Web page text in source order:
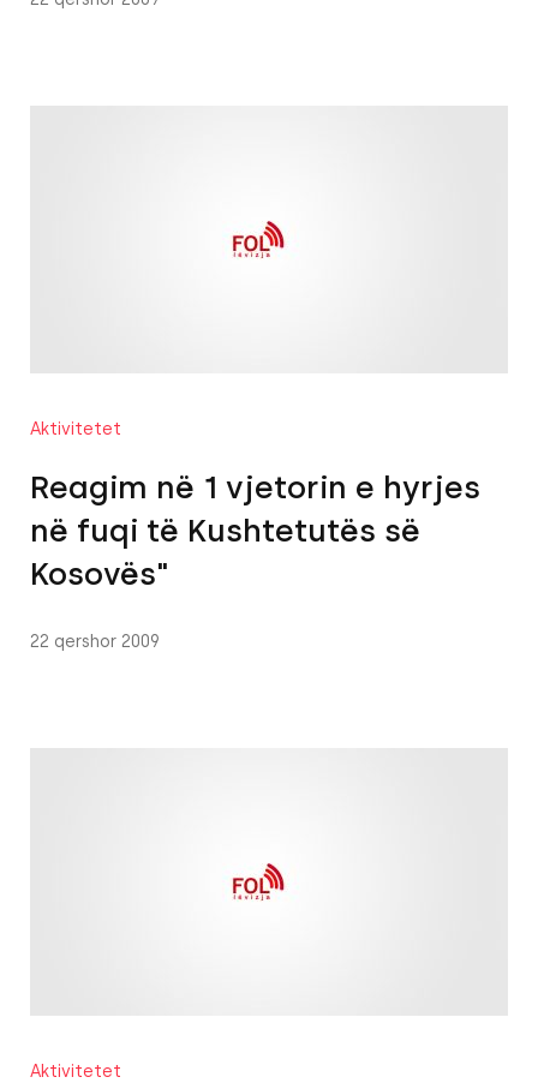
Aktivitetet
Reagim në 1 vjetorin e hyrjes
në fuqi të Kushtetutës së
Kosovës"
22 qershor 2009
Aktivitetet